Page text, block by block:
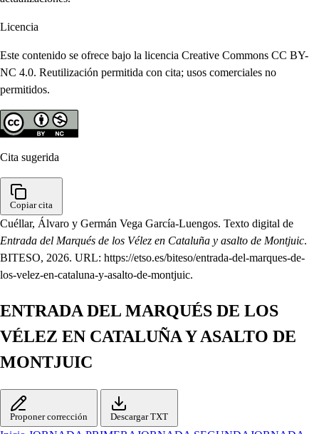
Licencia
Este contenido se ofrece bajo la licencia Creative Commons CC BY-
NC 4.0. Reutilización permitida con cita; usos comerciales no
permitidos.
Cita sugerida
Copiar cita
Cuéllar, Álvaro y Germán Vega García-Luengos. Texto digital de
Entrada del Marqués de los Vélez en Cataluña y asalto de Montjuic.
BITESO, 2026. URL: https://etso.es/biteso/entrada-del-marques-de-
los-velez-en-cataluna-y-asalto-de-montjuic.
ENTRADA DEL MARQUÉS DE LOS
VÉLEZ EN CATALUÑA Y ASALTO DE
MONTJUIC
Proponer corrección Descargar TXT